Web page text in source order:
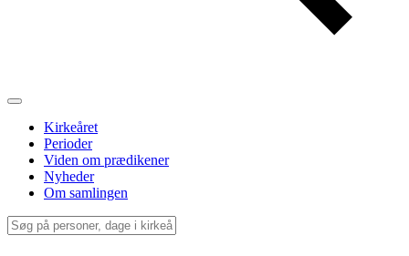
Kirkeåret
Perioder
Viden om prædikener
Nyheder
Om samlingen